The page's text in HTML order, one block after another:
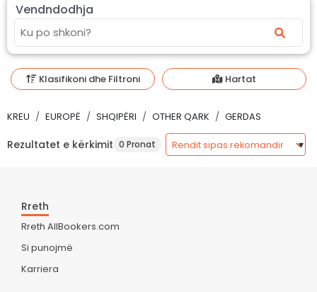
Vendndodhja
Klasifikoni dhe Filtroni Hartat
KREU EUROPË SHQIPËRI OTHER QARK GERDAS
Rezultatet e kërkimit 0 Pronat
Rreth
Rreth AllBookers.com
Si punojmë
Karriera